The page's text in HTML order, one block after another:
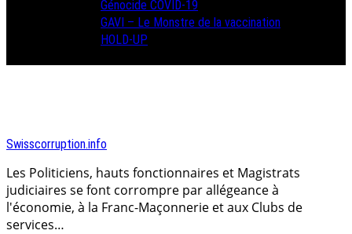
Génocide COVID-19
GAVI – Le Monstre de la vaccination
HOLD-UP
Swisscorruption.info
Les Politiciens, hauts fonctionnaires et Magistrats
judiciaires se font corrompre par allégeance à
l'économie, à la Franc-Maçonnerie et aux Clubs de
services…